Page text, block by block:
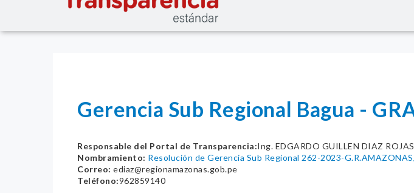
Gerencia Sub Regional Bagua -
Responsable del Portal de Transparencia:Ing. EDGARDO GUILLEN DIAZ ROJAS
Nombramiento: Resolución de Gerencia Sub Regional 262-2023-
Correo: ediaz@regionamazonas.gob.pe
Teléfono:962859140